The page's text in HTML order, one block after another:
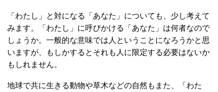
「わたし」と対になる「あなた」についても、少し考えて
みます。「わたし」に呼びかける「あなた」は何者なので
しょうか。一般的な意味では人ということになろうかと思
いますが、もしかするとそれも人に限定する必要はないか
もしれません。
地球で共に生きる動物や草木などの自然もまた、「わた